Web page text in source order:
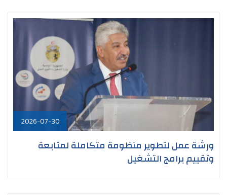
2026-07-30
ورشة عمل لتطوير منظومة متكاملة لمتابعة
وتقييم برامج التشغيل